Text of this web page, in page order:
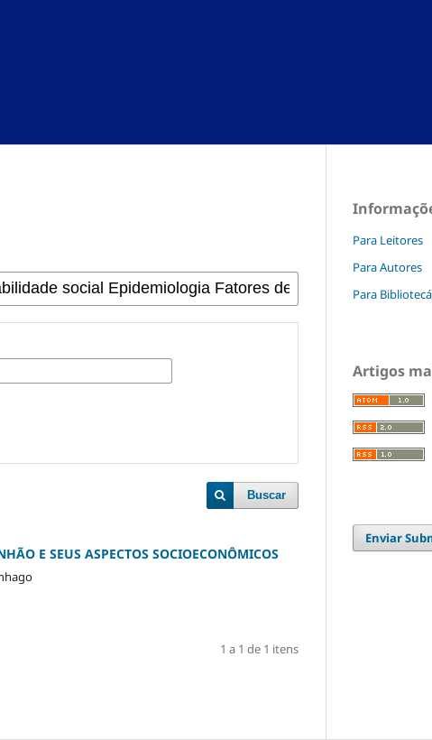
Buscar
E SEUS ASPECTOS SOCIOECONÔMICOS
1 a 1 de 1 itens
Para Leitores
Para Autores
Para
Artigos
Enviar